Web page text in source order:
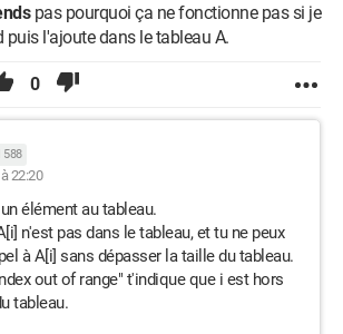
pas pourquoi ça ne fonctionne pas si je
puis l'ajoute dans le tableau A.
0
588
22:20
élément au tableau.
n'est pas dans le tableau, et tu ne peux
à A[i] sans dépasser la taille du tableau.
out of range" t'indique que i est hors
tableau.